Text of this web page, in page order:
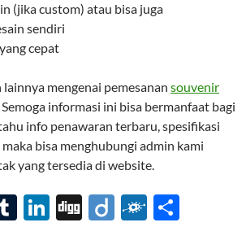
(jika custom) atau bisa juga
sendiri
cepat
mengenai pemesanan souvenir
informasi ini bisa bermanfaat bagi
info penawaran terbaru, spesifikasi
bisa menghubungi admin kami
yang tersedia di website.
T
Li
Di Di F